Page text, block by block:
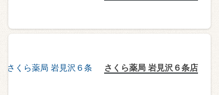
さくら薬局 岩見沢６条店